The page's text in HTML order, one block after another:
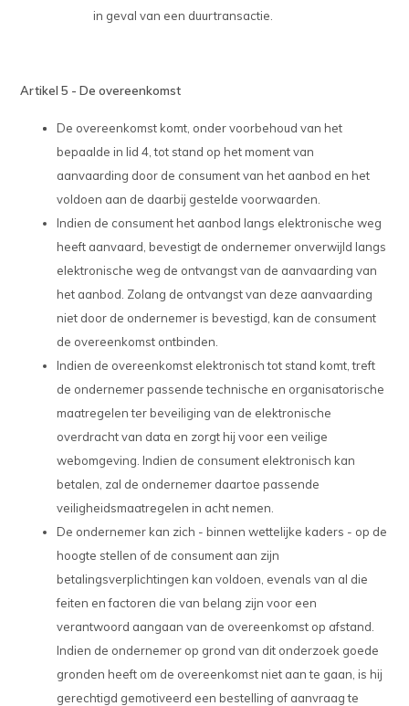
in geval van een duurtransactie.
Artikel 5 - De overeenkomst
De overeenkomst komt, onder voorbehoud van het
bepaalde in lid 4, tot stand op het moment van
aanvaarding door de consument van het aanbod en het
voldoen aan de daarbij gestelde voorwaarden.
Indien de consument het aanbod langs elektronische weg
heeft aanvaard, bevestigt de ondernemer onverwijld langs
elektronische weg de ontvangst van de aanvaarding van
het aanbod. Zolang de ontvangst van deze aanvaarding
niet door de ondernemer is bevestigd, kan de consument
de overeenkomst ontbinden.
Indien de overeenkomst elektronisch tot stand komt, treft
de ondernemer passende technische en organisatorische
maatregelen ter beveiliging van de elektronische
overdracht van data en zorgt hij voor een veilige
webomgeving. Indien de consument elektronisch kan
betalen, zal de ondernemer daartoe passende
veiligheidsmaatregelen in acht nemen.
De ondernemer kan zich - binnen wettelijke kaders - op de
hoogte stellen of de consument aan zijn
betalingsverplichtingen kan voldoen, evenals van al die
feiten en factoren die van belang zijn voor een
verantwoord aangaan van de overeenkomst op afstand.
Indien de ondernemer op grond van dit onderzoek goede
gronden heeft om de overeenkomst niet aan te gaan, is hij
gerechtigd gemotiveerd een bestelling of aanvraag te